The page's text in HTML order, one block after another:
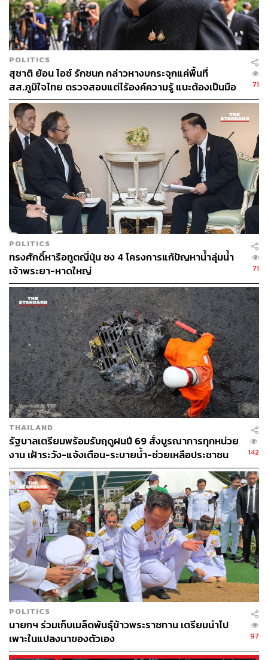
พิสูจน์อักษร:พรนภัส ชำนาญค้า
TAGS: สำเริง แสงภู่วงค์ เตือนฝนตกหนัก
ฝนตก
สถานการณ์น้ำ
37
ABOUT THE AUTHOR
พลวุฒิ สงสกุล
Content creator การเมือง ประจำสำนักข่าว
THE STANDARD
POLITICS
สุชาติ ย้อน ไอซ์ รักชนก กล่าวหางบกระจุกแค่พื้นที่
สส.ภูมิใจไทย ตรวจสอบแต่ไร้องค์ความรู้ แนะต้องเป็นมือ
อาชีพกว่านี้
71
POLITICS
ทรงศักดิ์หารือทูตญี่ปุ่น ชง 4 โครงการแก้ปัญหาน้ำลุ่มน้ำ
เจ้าพระยา-หาดใหญ่
71
THAILAND
รัฐบาลเตรียมพร้อมรับฤดูฝนปี 69 สั่งบูรณาการทุกหน่วย
งาน เฝ้าระวัง-แจ้งเตือน-ระบายน้ำ-ช่วยเหลือประชาชน
142
POLITICS
นายกฯ ร่วมเก็บเมล็ดพันธุ์ข้าวพระราชทาน เตรียมนำไป
เพาะในแปลงนาของตัวเอง
97